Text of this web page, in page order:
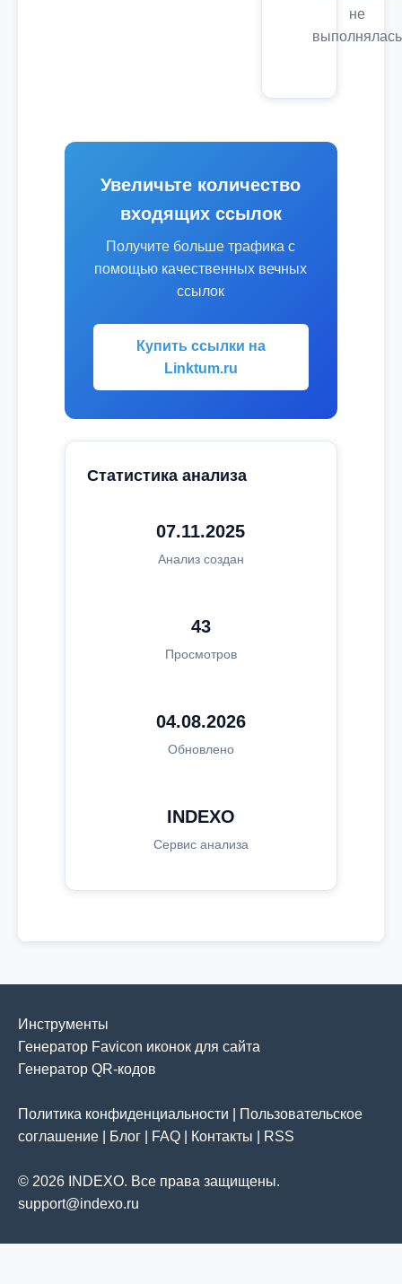
не
выполнялась
Увеличьте количество
входящих ссылок
Получите больше трафика с
помощью качественных вечных
ссылок
Купить ссылки на
Linktum.ru
Статистика анализа
07.11.2025
Анализ создан
43
Просмотров
04.08.2026
Обновлено
INDEXO
Сервис анализа
Инструменты
Генератор Favicon иконок для сайта
Генератор QR-кодов
Политика конфиденциальности
Пользовательское
соглашение
Блог FAQ Контакты RSS
© 2026 INDEXO. Все права защищены.
support@indexo.ru